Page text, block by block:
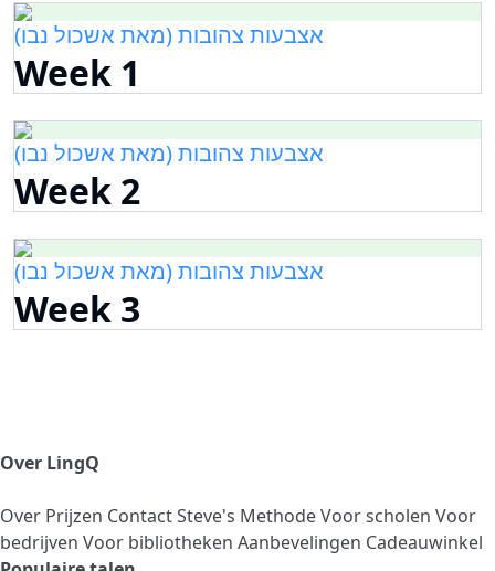
אצבעות צהובות (מאת אשכול נבו)
Week 1
אצבעות צהובות (מאת אשכול נבו)
Week 2
אצבעות צהובות (מאת אשכול נבו)
Week 3
Over LingQ
Over Prijzen ContactSteve's MethodeVoor scholen Voor
bedrijven Voor bibliotheken Aanbevelingen Cadeauwinkel